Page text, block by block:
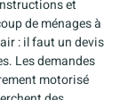
et
de ménages à
: il faut un devis
Les demandes
motorisé